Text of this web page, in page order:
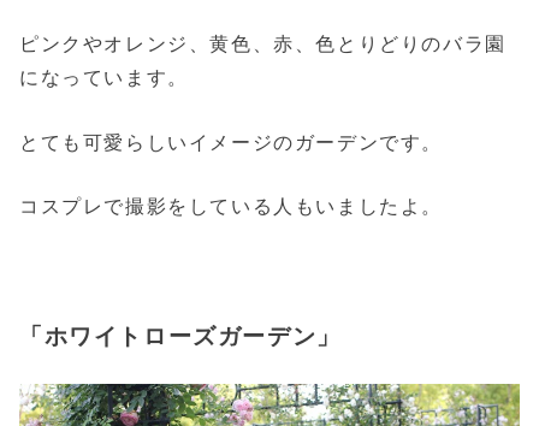
ピンクやオレンジ、黄色、赤、色とりどりのバラ園
になっています。
とても可愛らしいイメージのガーデンです。
コスプレで撮影をしている人もいましたよ。
「ホワイトローズガーデン」